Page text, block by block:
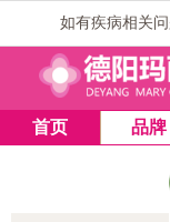
如有疾病相关
首页 品牌